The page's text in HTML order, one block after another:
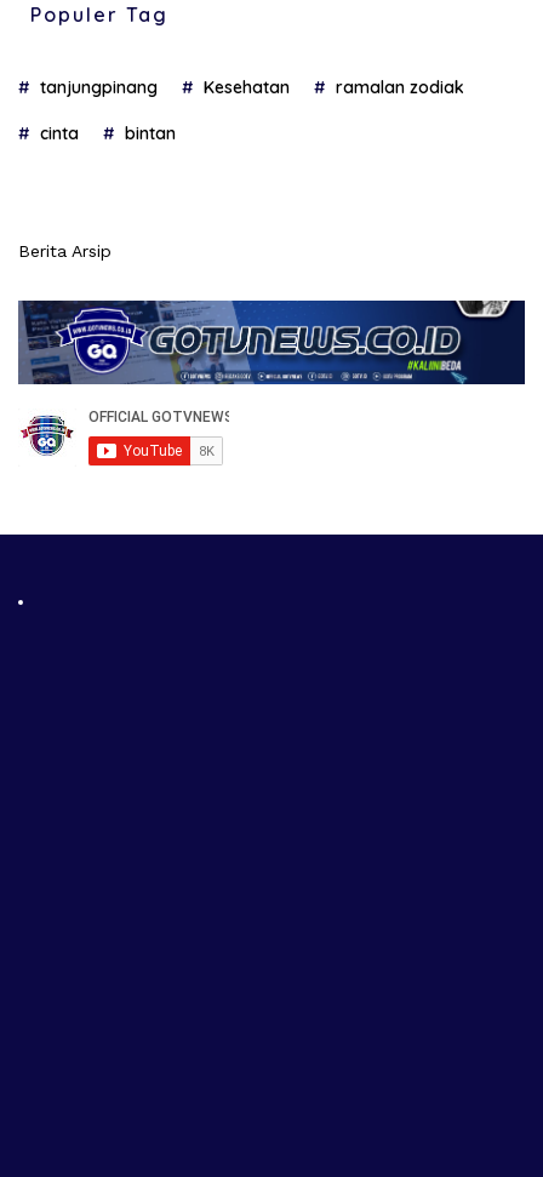
Populer Tag
tanjungpinang Kesehatan ramalan zodiak
cinta bintan
Berita Arsip